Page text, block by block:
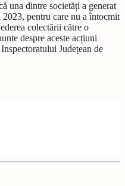
una dintre societăți a generat
pentru care nu a întocmit
colectării către o
despre aceste acțiuni
Județean de